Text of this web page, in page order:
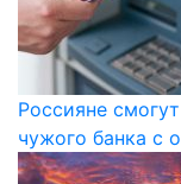
Россияне
чужого банка с